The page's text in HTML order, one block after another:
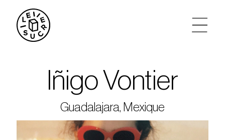
agenda
tickets
Iñigo Vontier
Guadalajara, Mexique